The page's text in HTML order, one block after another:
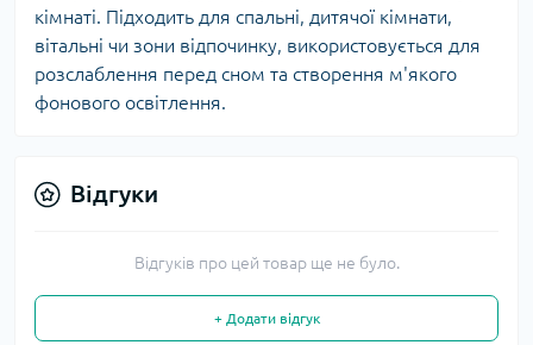
кімнаті. Підходить для спальні, дитячої кімнати,
вітальні чи зони відпочинку, використовується для
розслаблення перед сном та створення м'якого
фонового освітлення.
Відгуки
Відгуків про цей товар ще не було.
+ Додати відгук